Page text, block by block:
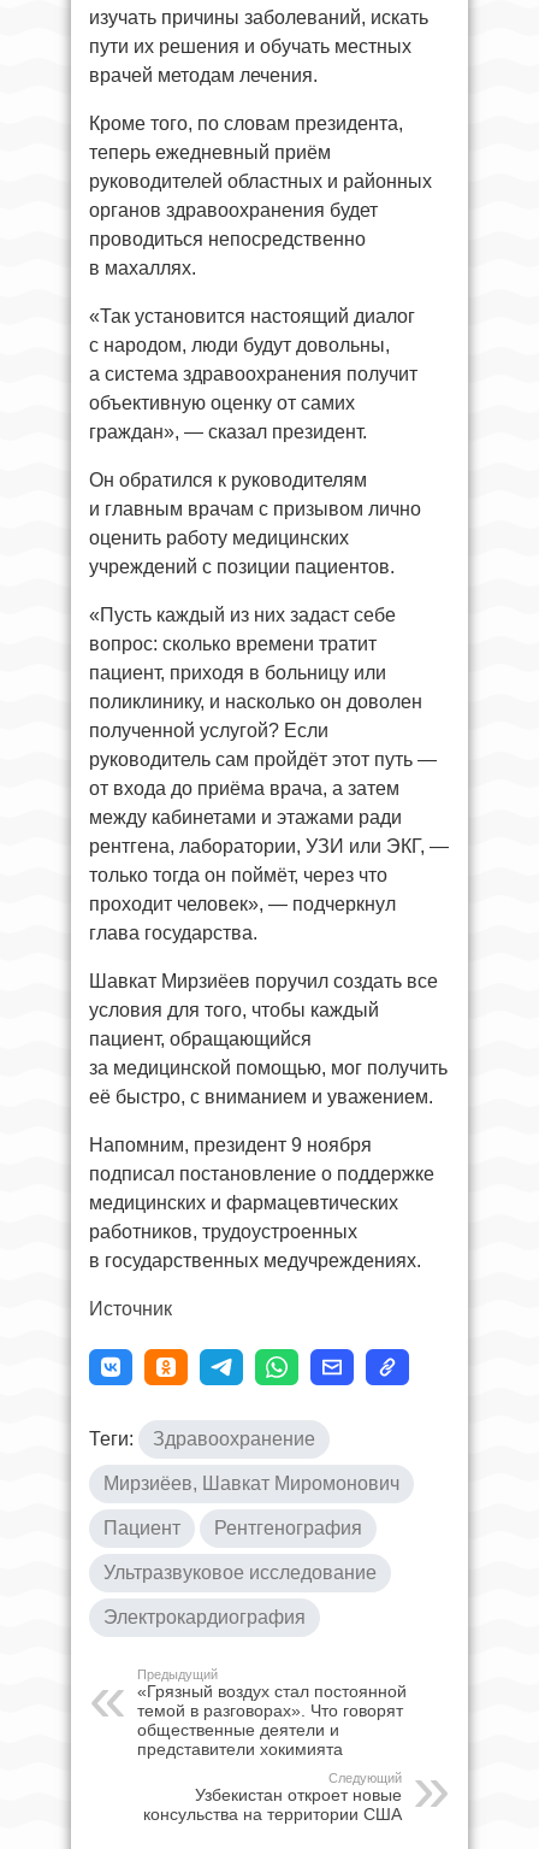
изучать причины заболеваний, искать
пути их решения и обучать местных
врачей методам лечения.
Кроме того, по словам президента,
теперь ежедневный приём
руководителей областных и районных
органов здравоохранения будет
проводиться непосредственно
в махаллях.
«Так установится настоящий диалог
с народом, люди будут довольны,
а система здравоохранения получит
объективную оценку от самих
граждан», — сказал президент.
Он обратился к руководителям
и главным врачам с призывом лично
оценить работу медицинских
учреждений с позиции пациентов.
«Пусть каждый из них задаст себе
вопрос: сколько времени тратит
пациент, приходя в больницу или
поликлинику, и насколько он доволен
полученной услугой? Если
руководитель сам пройдёт этот путь —
от входа до приёма врача, а затем
между кабинетами и этажами ради
рентгена, лаборатории, УЗИ или ЭКГ, —
только тогда он поймёт, через что
проходит человек», — подчеркнул
глава государства.
Шавкат Мирзиёев поручил создать все
условия для того, чтобы каждый
пациент, обращающийся
за медицинской помощью, мог получить
её быстро, с вниманием и уважением.
Напомним, президент 9 ноября
подписал постановление о поддержке
медицинских и фармацевтических
работников, трудоустроенных
в государственных медучреждениях.
Источник
Теги: Здравоохранение
Мирзиёев, Шавкат Миромонович
Пациент Рентгенография
Ультразвуковое исследование
Электрокардиография
Предыдущий
«Грязный воздух стал постоянной
темой в разговорах». Что говорят
общественные деятели и
представители хокимията
Следующий
Узбекистан откроет новые
консульства на территории США